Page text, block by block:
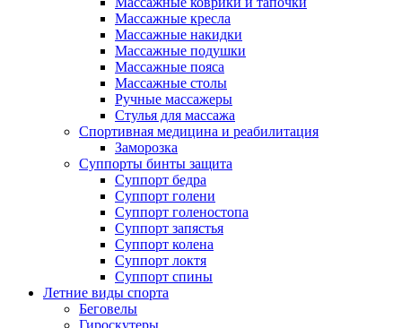
Массажные кресла
Массажные накидки
Массажные подушки
Массажные пояса
Массажные столы
Ручные массажеры
Стулья для массажа
Спортивная медицина и реабилитация
Заморозка
Суппорты бинты защита
Суппорт бедра
Суппорт голени
Суппорт голеностопа
Суппорт запястья
Суппорт колена
Суппорт локтя
Суппорт спины
Летние виды спорта
Беговелы
Гироскутеры